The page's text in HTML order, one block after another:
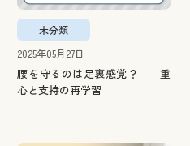
未分類
2025年05月27日
腰を守るのは足裏感覚？――重
心と支持の再学習